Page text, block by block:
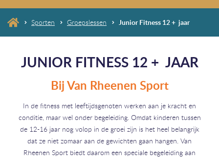
Sporten Groepslessen Junior Fitness 12 + jaar
JUNIOR FITNESS 12 + JAAR
Bij Van Rheenen Sport
In de fitness met leeftijdsgenoten werken aan je kracht en
conditie, maar wel onder begeleiding. Omdat kinderen tussen
de 12-16 jaar nog volop in de groei zijn is het heel belangrijk
dat ze niet zomaar aan de gewichten gaan hangen. Van
Rheenen Sport biedt daarom een speciale begeleiding aan